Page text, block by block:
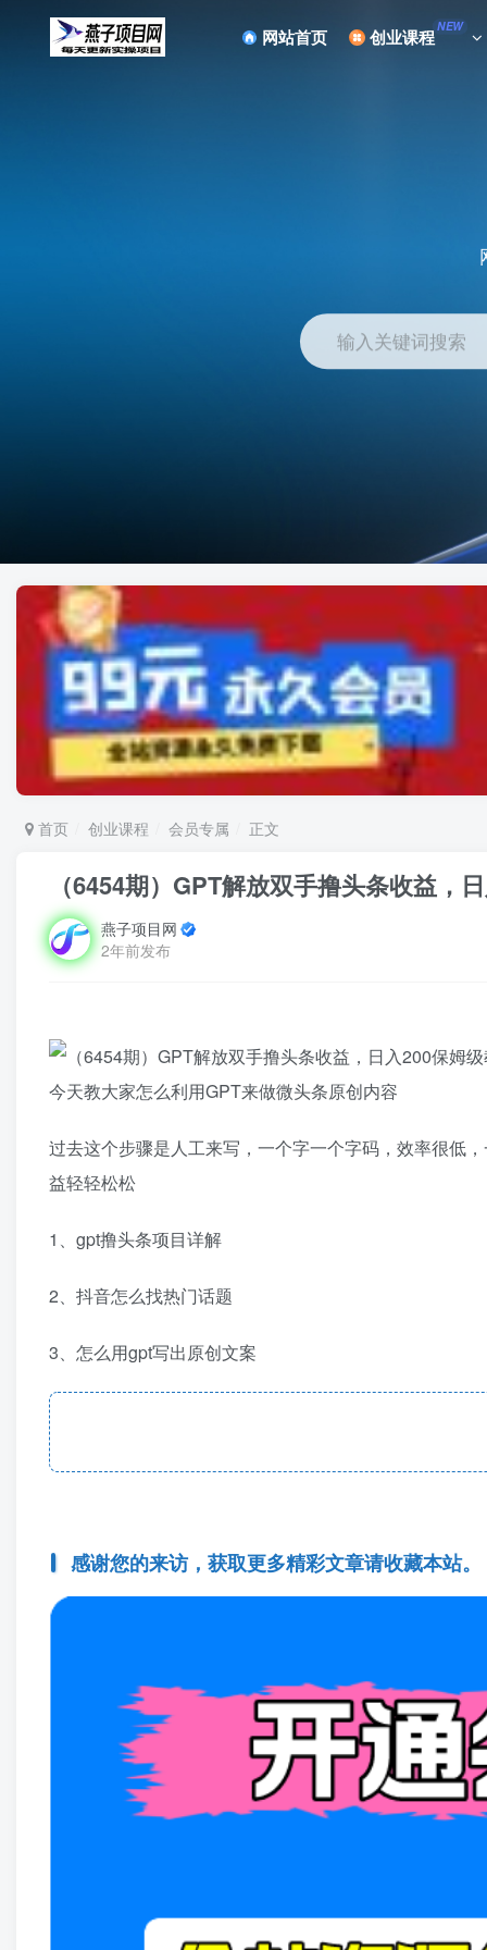
网站首页 创业课程NEW
输入关键词搜索
首页 创业课程 会员专属 正文
（6454期）GPT解放双手撸头条收益，
燕子项目网
2年前发布
今天教大家怎么利用GPT来做微头条原创内容
过去这个步骤是人工来写，一个字一个字码，效率很低
益轻轻松松
1、gpt撸头条项目详解
2、抖音怎么找热门话题
3、怎么用gpt写出原创文案
感谢您的来访，获取更多精彩文章请收藏本站。